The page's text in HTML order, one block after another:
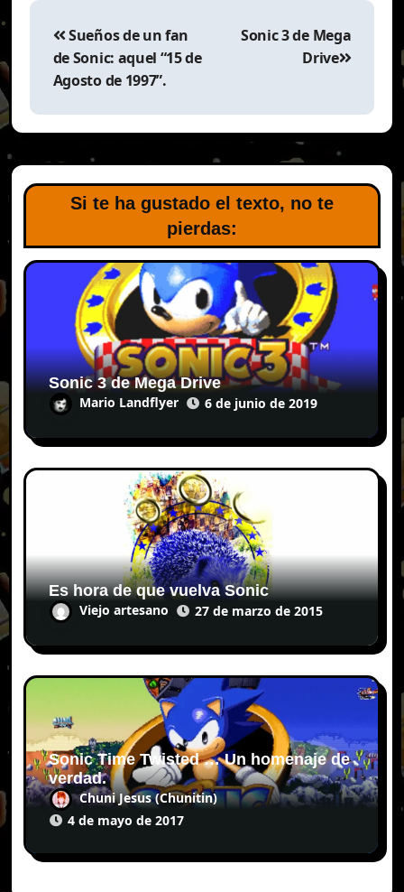
Navegación
entradas
Sueños de un fan
de Sonic: aquel “15 de
Agosto de 1997”.
Sonic 3 de Mega
Drive
Si te ha gustado el texto, no te
pierdas:
Sonic 3 de Mega Drive
Mario Landflyer 6 de junio de 2019
Es hora de que vuelva Sonic
Viejo artesano 27 de marzo de 2015
Sonic Time Twisted … Un homenaje de
verdad.
Chuni Jesus (Chunitin)
4 de mayo de 2017